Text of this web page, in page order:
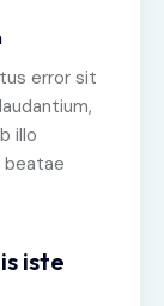
error sit
illo
iste